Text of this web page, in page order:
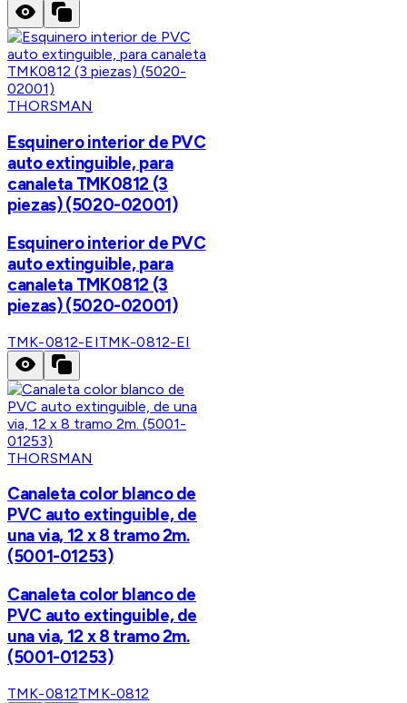
THORSMAN
Esquinero interior de PVC
auto extinguible, para
canaleta TMK0812 (3
piezas) (5020-02001)
Esquinero interior de PVC
auto extinguible, para
canaleta TMK0812 (3
piezas) (5020-02001)
TMK-0812-EITMK-0812-EI
THORSMAN
Canaleta color blanco de
PVC auto extinguible, de
una via, 12 x 8 tramo 2m.
(5001-01253)
Canaleta color blanco de
PVC auto extinguible, de
una via, 12 x 8 tramo 2m.
(5001-01253)
TMK-0812TMK-0812